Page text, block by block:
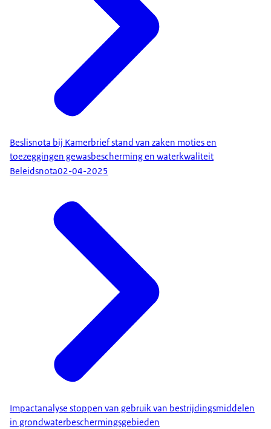
Beslisnota bij Kamerbrief stand van zaken moties en
toezeggingen gewasbescherming en waterkwaliteit
Beleidsnota02-04-2025
Impactanalyse stoppen van gebruik van bestrijdingsmiddelen
in grondwaterbeschermingsgebieden